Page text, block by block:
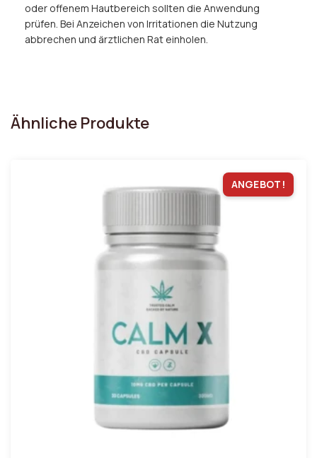
oder offenem Hautbereich sollten die Anwendung
prüfen. Bei Anzeichen von Irritationen die Nutzung
abbrechen und ärztlichen Rat einholen.
Ähnliche Produkte
ANGEBOT!